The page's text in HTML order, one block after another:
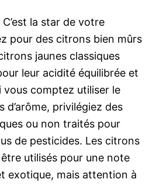
C’est la star de votre
pour des citrons bien mûrs
jaunes classiques
leur acidité équilibrée et
vous comptez utiliser le
d’arôme, privilégiez des
ou non traités pour
de pesticides. Les citrons
utilisés pour une note
exotique, mais attention à